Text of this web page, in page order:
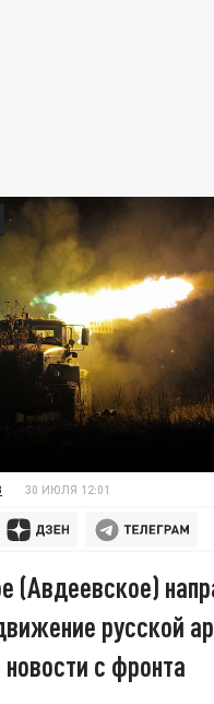
30 ИЮЛЯ 12:01
(Авдеевское)
русской
с фронта